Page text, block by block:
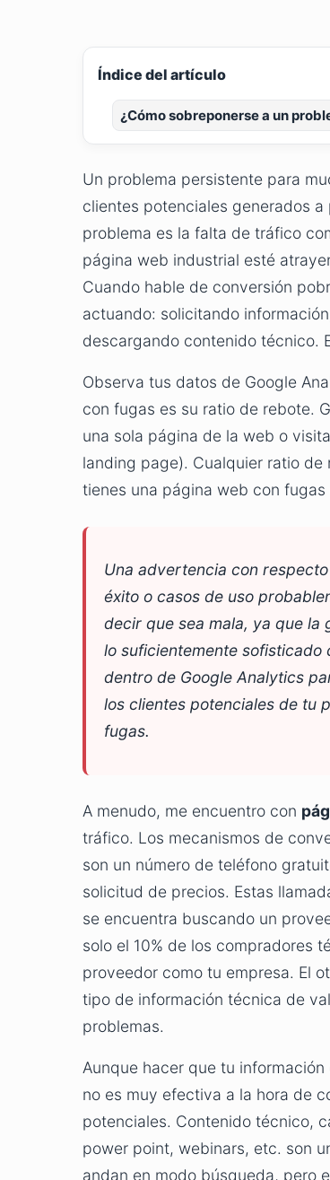
Índice del artículo
¿Cómo sobreponerse a un
Un problema persistente para
clientes potenciales generados a
problema es la falta de tráfico
página web industrial esté
Cuando hable de conversión
actuando: solicitando
descargando contenido técnico.
Observa tus datos de Google
con fugas es su ratio de rebote.
una sola página de la web o
landing page). Cualquier ratio
tienes una página web con
Una advertencia con
éxito o casos de uso
decir que sea mala, ya que la
lo suficientemente
dentro de Google Analytics
los clientes potenciales de tu
fugas.
A menudo, me encuentro con
tráfico. Los mecanismos de
son un número de teléfono
solicitud de precios. Estas
se encuentra buscando un
solo el 10% de los compradores
proveedor como tu empresa. El
tipo de información técnica de
problemas.
Aunque hacer que tu
no es muy efectiva a la hora de
potenciales. Contenido técnico,
power point, webinars, etc. son
andan en modo búsqueda, pero